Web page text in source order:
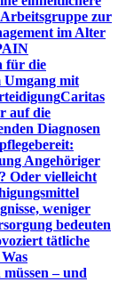
zur
im Alter
für die
Umgang mit
Caritas
auf die
Diagnosen
Angehöriger
Oder vielleicht
weniger
bedeuten
tätliche
– und